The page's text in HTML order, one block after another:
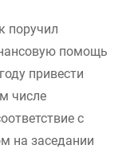
поручил
помощь
привести
числе
с
на заседании